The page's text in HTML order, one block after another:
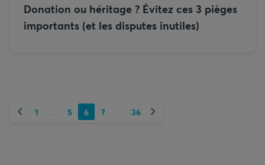
Donation ou héritage ? Évitez ces 3 pièges
importants (et les disputes inutiles)
Précédent
1 5 6 7 36 Suivant